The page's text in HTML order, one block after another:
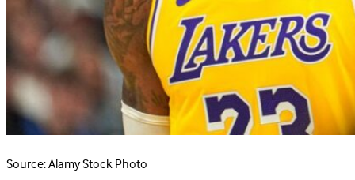
Source: Alamy Stock Photo